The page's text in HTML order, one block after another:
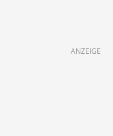
ANZEIGE